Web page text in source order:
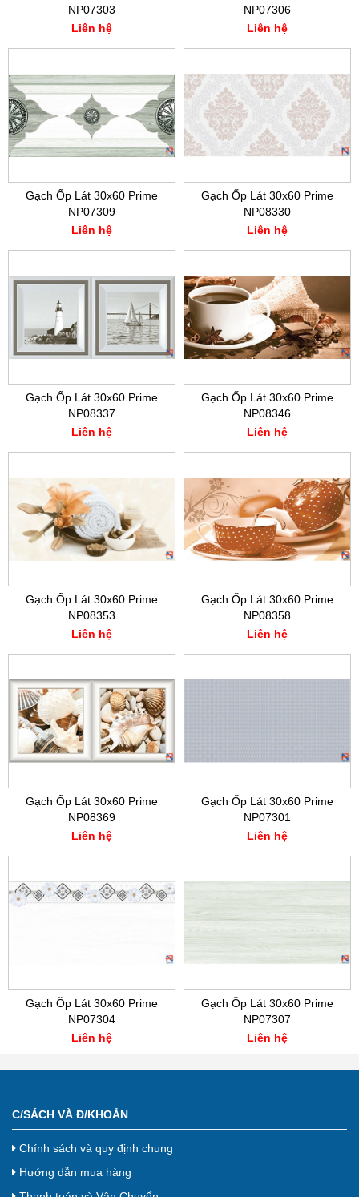
NP07303
Liên hệ
NP07306
Liên hệ
Gạch Ốp Lát 30x60 Prime
NP07309
Liên hệ
Gạch Ốp Lát 30x60 Prime
NP08330
Liên hệ
Gạch Ốp Lát 30x60 Prime
NP08337
Liên hệ
Gạch Ốp Lát 30x60 Prime
NP08346
Liên hệ
Gạch Ốp Lát 30x60 Prime
NP08353
Liên hệ
Gạch Ốp Lát 30x60 Prime
NP08358
Liên hệ
Gạch Ốp Lát 30x60 Prime
NP08369
Liên hệ
Gạch Ốp Lát 30x60 Prime
NP07301
Liên hệ
Gạch Ốp Lát 30x60 Prime
NP07304
Liên hệ
Gạch Ốp Lát 30x60 Prime
NP07307
Liên hệ
C/SÁCH VÀ Đ/KHOẢN
Chính sách và quy định chung
Hướng dẫn mua hàng